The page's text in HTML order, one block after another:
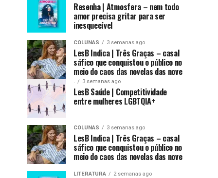
Resenha | Atmosfera – nem todo
amor precisa gritar para ser
inesquecível
COLUNAS 3 semanas ago
LesB Indica | Três Graças – casal
sáfico que conquistou o público no
meio do caos das novelas das nove
. 3 semanas ago
LesB Saúde | Competitividade
entre mulheres LGBTQIA+
COLUNAS 3 semanas ago
LesB Indica | Três Graças – casal
sáfico que conquistou o público no
meio do caos das novelas das nove
LITERATURA 2 semanas ago